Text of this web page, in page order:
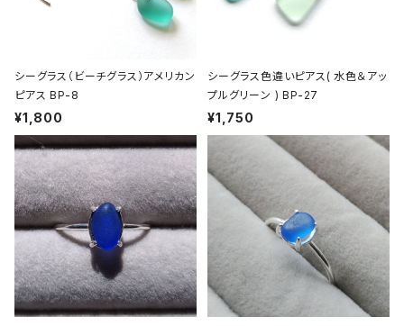
シーグラス（ビーチグラス）アメリカン
ピアス BP-8
¥1,800
シーグラス色違いピアス( 水色＆アッ
プルグリーン ) BP-27
¥1,750